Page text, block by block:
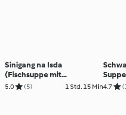
Sinigang na Isda
(Fischsuppe mit
Tamarinde)
5.0 (5) 1 Std. 15 Min4.7